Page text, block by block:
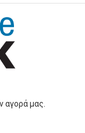
αγορά μας.